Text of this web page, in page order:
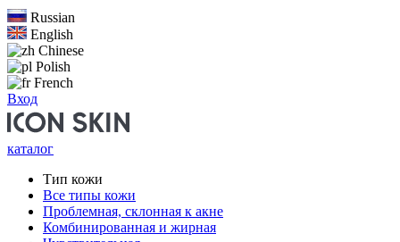
Russian
English
Chinese
Polish
French
Вход
каталог
Тип кожи
Все типы кожи
Проблемная, склонная к акне
Комбинированная и жирная